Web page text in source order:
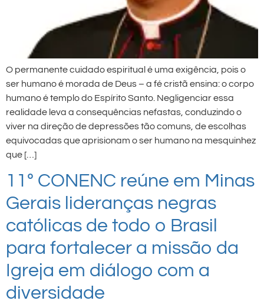
O permanente cuidado espiritual é uma exigência, pois o
ser humano é morada de Deus – a fé cristã ensina: o corpo
humano é templo do Espírito Santo. Negligenciar essa
realidade leva a consequências nefastas, conduzindo o
viver na direção de depressões tão comuns, de escolhas
equivocadas que aprisionam o ser humano na mesquinhez
que […]
11º CONENC reúne em Minas
Gerais lideranças negras
católicas de todo o Brasil
para fortalecer a missão da
Igreja em diálogo com a
diversidade